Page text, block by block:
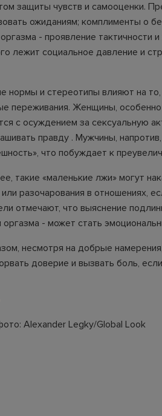
защиты чувств и самооценки.
ожиданиям; комплименты о
- проявление тактичности
лежит социальное давление и
нормы и стереотипы влияют на
переживания. Женщины,
с осуждением за сексуальную
правду . Мужчины,
что побуждает к
такие «маленькие лжи» могут
разочарования в отношениях,
отмечают, что выяснение
оргазма - может стать
несмотря на добрые
доверие и вызвать боль,
Alexander Legky/Global Look